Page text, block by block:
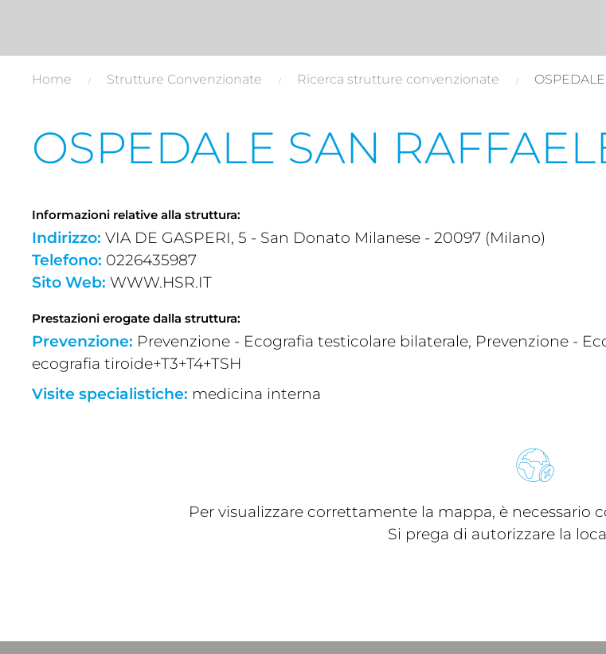
Home Strutture Convenzionate Ricerca strutture convenzionate
OSPEDALE SAN
Informazioni relative alla struttura:
Indirizzo: VIA DE GASPERI, 5 - San Donato Milanese - 20097 (Milano)
Telefono: 0226435987
Sito Web: WWW.HSR.IT
Prestazioni erogate dalla struttura:
Prevenzione: Prevenzione - Ecografia testicolare bilaterale, Prevenzione -
ecografia tiroide+T3+T4+TSH
Visite specialistiche: medicina interna
Per visualizzare correttamente la mappa, è necessario
Si prega di autorizzare la